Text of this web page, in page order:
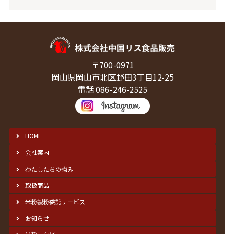
〒700-0971
岡山県岡山市北区野田3丁目12-25
電話 086-246-2525
HOME
会社案内
わたしたちの強み
取扱商品
米粉製粉委託サービス
お知らせ